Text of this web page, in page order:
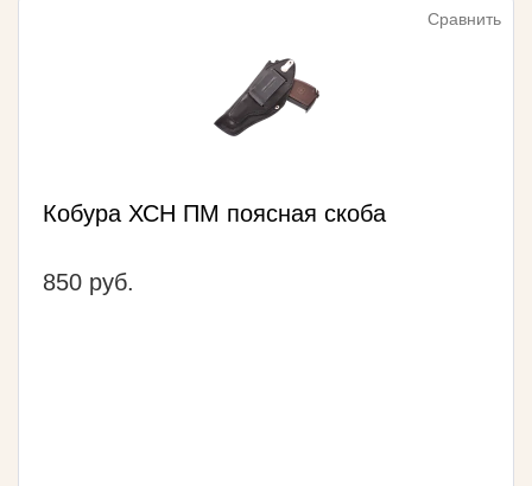
Сравнить
Кобура ХСН ПМ поясная скоба
850 руб.